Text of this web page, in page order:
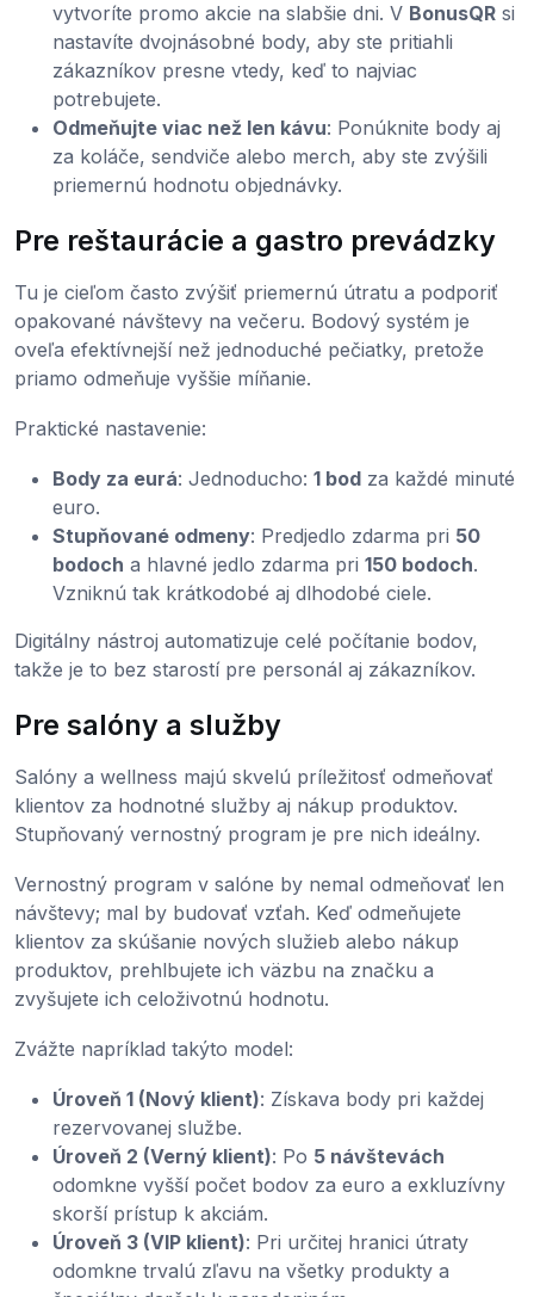
vytvoríte promo akcie na slabšie dni. V BonusQR si
nastavíte dvojnásobné body, aby ste pritiahli
zákazníkov presne vtedy, keď to najviac
potrebujete.
Odmeňujte viac než len kávu: Ponúknite body aj
za koláče, sendviče alebo merch, aby ste zvýšili
priemernú hodnotu objednávky.
Pre reštaurácie a gastro prevádzky
Tu je cieľom často zvýšiť priemernú útratu a podporiť
opakované návštevy na večeru. Bodový systém je
oveľa efektívnejší než jednoduché pečiatky, pretože
priamo odmeňuje vyššie míňanie.
Praktické nastavenie:
Body za eurá: Jednoducho: 1 bod za každé minuté
euro.
Stupňované odmeny: Predjedlo zdarma pri 50
bodoch a hlavné jedlo zdarma pri 150 bodoch.
Vzniknú tak krátkodobé aj dlhodobé ciele.
Digitálny nástroj automatizuje celé počítanie bodov,
takže je to bez starostí pre personál aj zákazníkov.
Pre salóny a služby
Salóny a wellness majú skvelú príležitosť odmeňovať
klientov za hodnotné služby aj nákup produktov.
Stupňovaný vernostný program je pre nich ideálny.
Vernostný program v salóne by nemal odmeňovať len
návštevy; mal by budovať vzťah. Keď odmeňujete
klientov za skúšanie nových služieb alebo nákup
produktov, prehlbujete ich väzbu na značku a
zvyšujete ich celoživotnú hodnotu.
Zvážte napríklad takýto model:
Úroveň 1 (Nový klient): Získava body pri každej
rezervovanej službe.
Úroveň 2 (Verný klient): Po 5 návštevách
odomkne vyšší počet bodov za euro a exkluzívny
skorší prístup k akciám.
Úroveň 3 (VIP klient): Pri určitej hranici útraty
odomkne trvalú zľavu na všetky produkty a